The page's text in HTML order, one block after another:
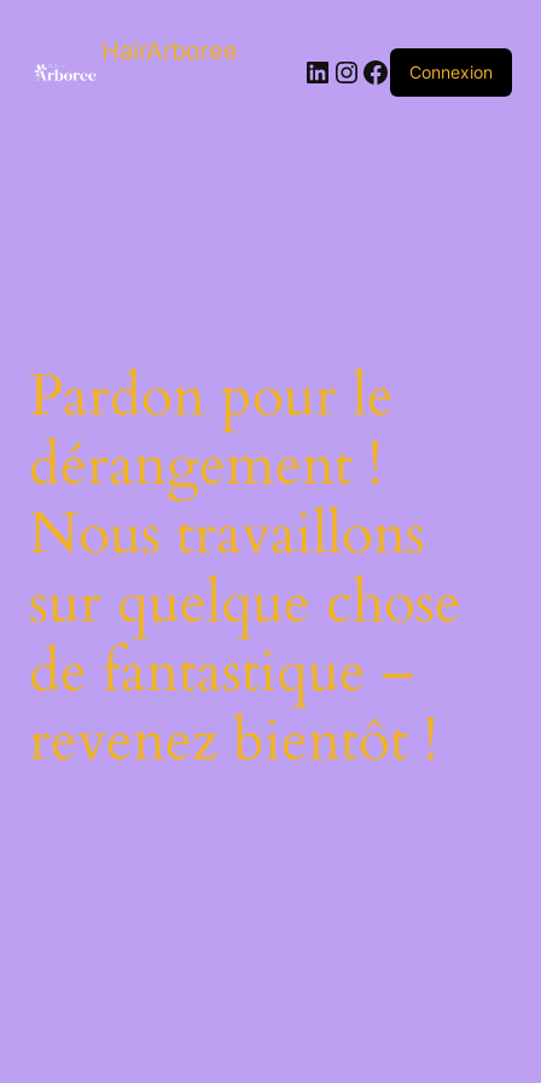
HairArboree
Connexion
Pardon pour le
dérangement !
Nous travaillons
sur quelque chose
de fantastique –
revenez bientôt !